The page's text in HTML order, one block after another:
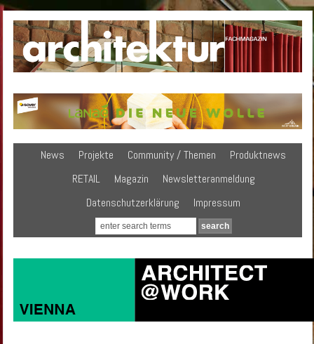
News Projekte Community / Themen
Produktnews
RETAIL
Magazin
Newsletteranmeldung
Datenschutzerklärung
Impressum